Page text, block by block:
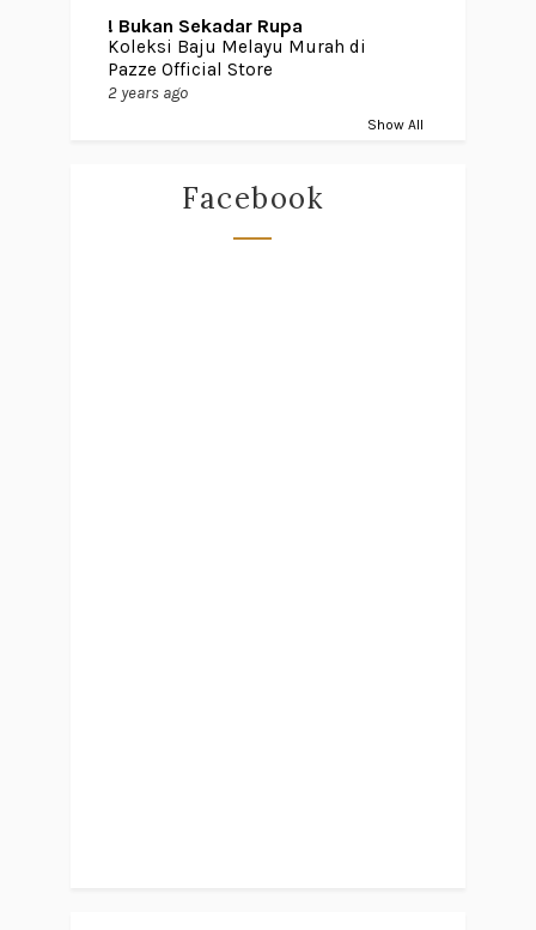
! Bukan Sekadar Rupa
Koleksi Baju Melayu Murah di
Pazze Official Store
2 years ago
Show All
Facebook